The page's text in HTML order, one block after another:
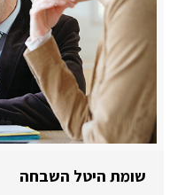
שומת היטל השבחה